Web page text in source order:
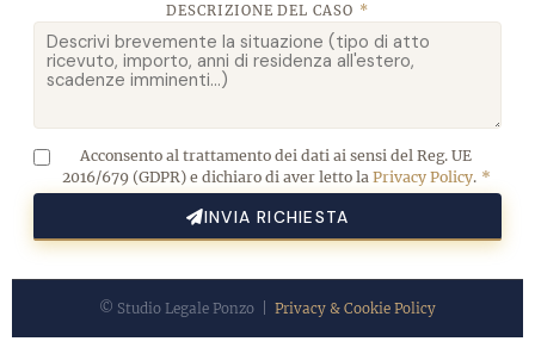
DESCRIZIONE DEL CASO *
Acconsento al trattamento dei dati ai sensi del Reg. UE
2016/679 (GDPR) e dichiaro di aver letto la Privacy Policy. *
INVIA RICHIESTA
© Studio Legale Ponzo | Privacy & Cookie Policy